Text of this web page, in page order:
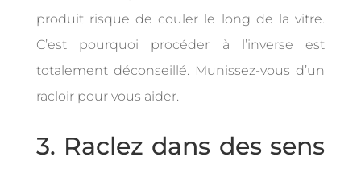
produit risque de couler le long de la vitre.
C’est pourquoi procéder à l’inverse est
totalement déconseillé. Munissez-vous d’un
racloir pour vous aider.
3. Raclez dans des sens